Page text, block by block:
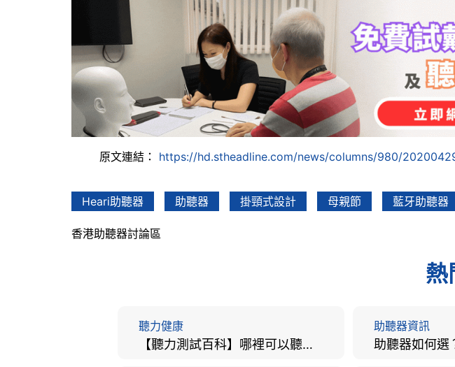
原文連結： https://hd.stheadline.com/news/columns/980/
Heari助聽器 助聽器 掛頸式設計 母親節 藍牙助聽器
香港助聽器討論區
熱
聽力健康
【聽力測試百科】哪裡可以聽力檢查？費用、標準、流程、在家聽力檢測與iPhone測試全攻略
助聽器資訊